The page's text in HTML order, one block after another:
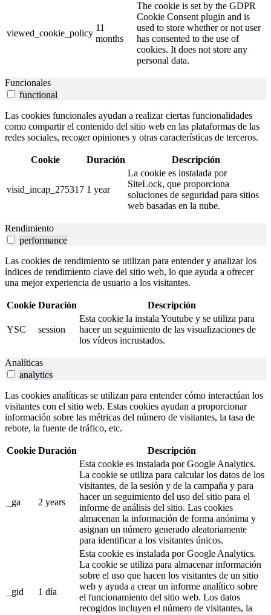
viewed_cookie_policy
11
months
The cookie is set by the GDPR
Cookie Consent plugin and is
used to store whether or not user
has consented to the use of
cookies. It does not store any
personal data.
Funcionales
functional
Las cookies funcionales ayudan a realizar ciertas funcionalidades
como compartir el contenido del sitio web en las plataformas de las
redes sociales, recoger opiniones y otras características de terceros.
Cookie Duración Descripción
visid_incap_275317 1 year
La cookie es instalada por
SiteLock, que proporciona
soluciones de seguridad para sitios
web basadas en la nube.
Rendimiento
performance
Las cookies de rendimiento se utilizan para entender y analizar los
índices de rendimiento clave del sitio web, lo que ayuda a ofrecer
una mejor experiencia de usuario a los visitantes.
Cookie Duración Descripción
YSC session
Esta cookie la instala Youtube y se utiliza para
hacer un seguimiento de las visualizaciones de
los vídeos incrustados.
Analíticas
analytics
Las cookies analíticas se utilizan para entender cómo interactúan los
visitantes con el sitio web. Estas cookies ayudan a proporcionar
información sobre las métricas del número de visitantes, la tasa de
rebote, la fuente de tráfico, etc.
Cookie Duración Descripción
_ga 2 years
Esta cookie es instalada por Google Analytics.
La cookie se utiliza para calcular los datos de los
visitantes, de la sesión y de la campaña y para
hacer un seguimiento del uso del sitio para el
informe de análisis del sitio. Las cookies
almacenan la información de forma anónima y
asignan un número generado aleatoriamente
para identificar a los visitantes únicos.
_gid 1 día
Esta cookie es instalada por Google Analytics.
La cookie se utiliza para almacenar información
sobre el uso que hacen los visitantes de un sitio
web y ayuda a crear un informe analítico sobre
el funcionamiento del sitio web. Los datos
recogidos incluyen el número de visitantes, la